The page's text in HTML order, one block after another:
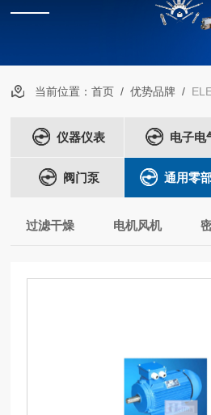
当前位置：首页 /优势品牌 /
仪器仪表 电子电
阀门泵 通用零
过滤干燥 电机风机